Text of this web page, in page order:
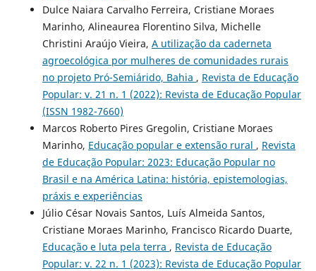
Dulce Naiara Carvalho Ferreira, Cristiane Moraes
Marinho, Alineaurea Florentino Silva, Michelle
Christini Araújo Vieira, A utilização da caderneta
agroecológica por mulheres de comunidades rurais
no projeto Pró-Semiárido, Bahia , Revista de Educação
Popular: v. 21 n. 1 (2022): Revista de Educação Popular
(ISSN 1982-7660)
Marcos Roberto Pires Gregolin, Cristiane Moraes
Marinho, Educação popular e extensão rural , Revista
de Educação Popular: 2023: Educação Popular no
Brasil e na América Latina: história, epistemologias,
práxis e experiências
Júlio César Novais Santos, Luís Almeida Santos,
Cristiane Moraes Marinho, Francisco Ricardo Duarte,
Educação e luta pela terra , Revista de Educação
Popular: v. 22 n. 1 (2023): Revista de Educação Popular